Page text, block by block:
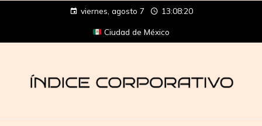
viernes, agosto 7 13:08:20
Ciudad de México